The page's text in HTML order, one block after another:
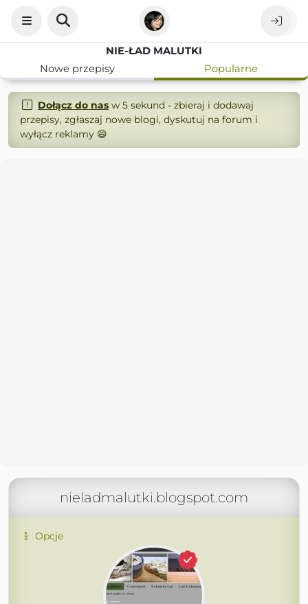
NIE-ŁAD MALUTKI
Nowe przepisy
Popularne
Dołącz do nasw 5 sekund - zbieraj i dodawaj
przepisy, zgłaszaj nowe blogi, dyskutuj na forum i
wyłącz reklamy 😄
nieladmalutki.blogspot.com
Opcje